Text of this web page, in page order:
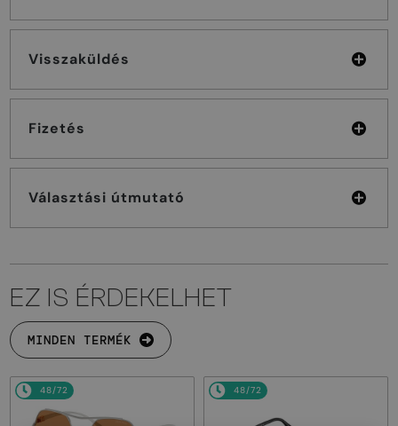
Visszaküldés
Fizetés
Választási útmutató
EZ IS ÉRDEKELHET
MINDEN TERMÉK
48/72 48/72